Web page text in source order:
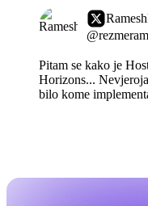
@rezmeram
Pitam se kako je
Horizons...
bilo kome